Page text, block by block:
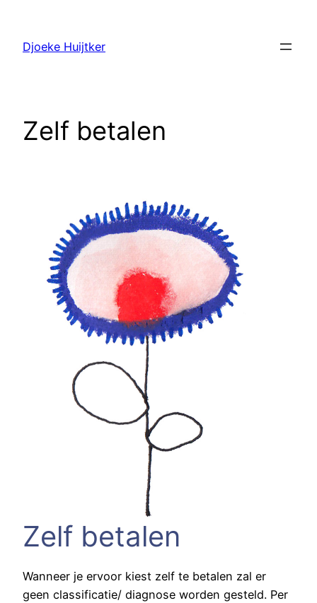
Djoeke Huijtker
Zelf betalen
Zelf betalen
Wanneer je ervoor kiest zelf te betalen zal er
geen classificatie/ diagnose worden gesteld. Per